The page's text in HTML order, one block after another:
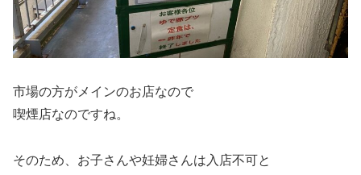
市場の方がメインのお店なので
喫煙店なのですね。
そのため、お子さんや妊婦さんは入店不可と